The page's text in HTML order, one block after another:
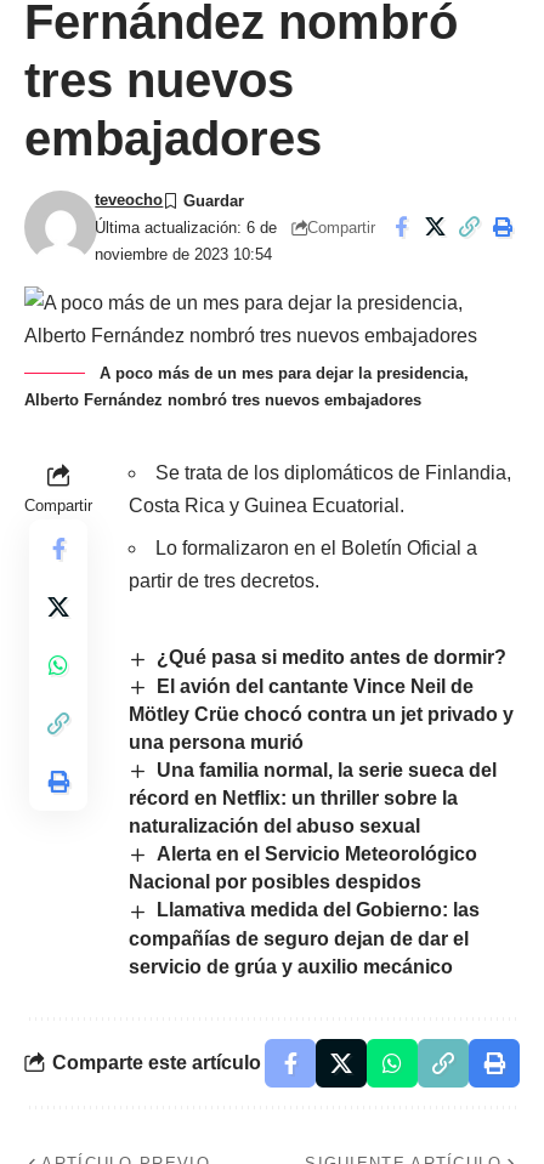
Fernández nombró
tres nuevos
embajadores
Última actualización: 6 de
noviembre de 2023 10:54
teveocho
Compartir
A poco más de un mes para dejar la presidencia,
Alberto Fernández nombró tres nuevos embajadores
Compartir
Se trata de los diplomáticos de Finlandia,
Costa Rica y Guinea Ecuatorial.
Lo formalizaron en el Boletín Oficial a
partir de tres decretos.
¿Qué pasa si medito antes de dormir?
El avión del cantante Vince Neil de
Mötley Crüe chocó contra un jet privado y
una persona murió
Una familia normal, la serie sueca del
récord en Netflix: un thriller sobre la
naturalización del abuso sexual
Alerta en el Servicio Meteorológico
Nacional por posibles despidos
Llamativa medida del Gobierno: las
compañías de seguro dejan de dar el
servicio de grúa y auxilio mecánico
Comparte este artículo